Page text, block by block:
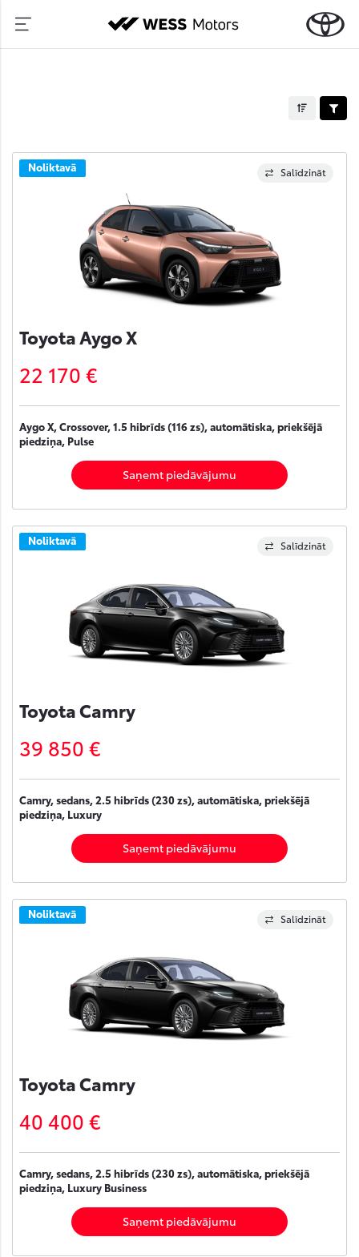
Salīdzināt
Noliktavā
Toyota Aygo X
22 170 €
Aygo X, Crossover, 1.5 hibrīds (116 zs), automātiska, priekšējā
piedziņa, Pulse
Saņemt piedāvājumu
Salīdzināt
Noliktavā
Toyota Camry
39 850 €
Camry, sedans, 2.5 hibrīds (230 zs), automātiska, priekšējā
piedziņa, Luxury
Saņemt piedāvājumu
Salīdzināt
Noliktavā
Toyota Camry
40 400 €
Camry, sedans, 2.5 hibrīds (230 zs), automātiska, priekšējā
piedziņa, Luxury Business
Saņemt piedāvājumu